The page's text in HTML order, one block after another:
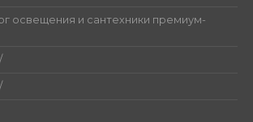
освещения и сантехники премиум-